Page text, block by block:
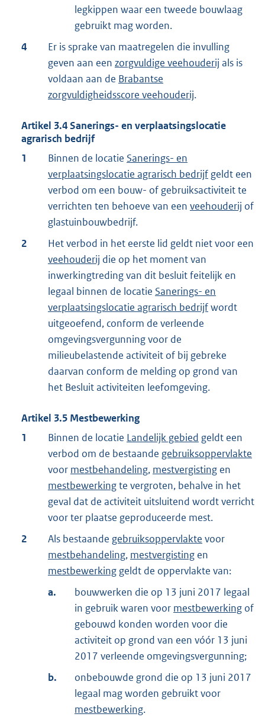
legkippen waar een tweede bouwlaag
gebruikt mag worden.
4
Er is sprake van maatregelen die invulling
geven aan een zorgvuldige veehouderij als is
voldaan aan de Brabantse
zorgvuldigheidsscore veehouderij.
Artikel 3.4Sanerings- en verplaatsingslocatie
agrarisch bedrijf
1
Binnen de locatie Sanerings- en
verplaatsingslocatie agrarisch bedrijf geldt een
verbod om een bouw- of gebruiksactiviteit te
verrichten ten behoeve van een veehouderij of
glastuinbouwbedrijf.
2
Het verbod in het eerste lid geldt niet voor een
veehouderij die op het moment van
inwerkingtreding van dit besluit feitelijk en
legaal binnen de locatie Sanerings- en
verplaatsingslocatie agrarisch bedrijfwordt
uitgeoefend, conform de verleende
omgevingsvergunning voor de
milieubelastende activiteit of bij gebreke
daarvan conform de melding op grond van
het Besluit activiteiten leefomgeving.
Artikel 3.5 Mestbewerking
1
Binnen de locatie Landelijk gebied geldt een
verbod om de bestaande gebruiksoppervlakte
voor mestbehandeling, mestvergisting en
mestbewerkingte vergroten, behalve in het
geval dat de activiteit uitsluitend wordt verricht
voor ter plaatse geproduceerde mest.
2
Als bestaande gebruiksoppervlakte voor
mestbehandeling, mestvergisting en
mestbewerking geldt de oppervlakte van:
a.
bouwwerken die op 13 juni 2017 legaal
in gebruik waren voor mestbewerking of
gebouwd konden worden voor die
activiteit op grond van een vóór 13 juni
2017 verleende omgevingsvergunning;
b.
onbebouwde grond die op 13 juni 2017
legaal mag worden gebruikt voor
mestbewerking.